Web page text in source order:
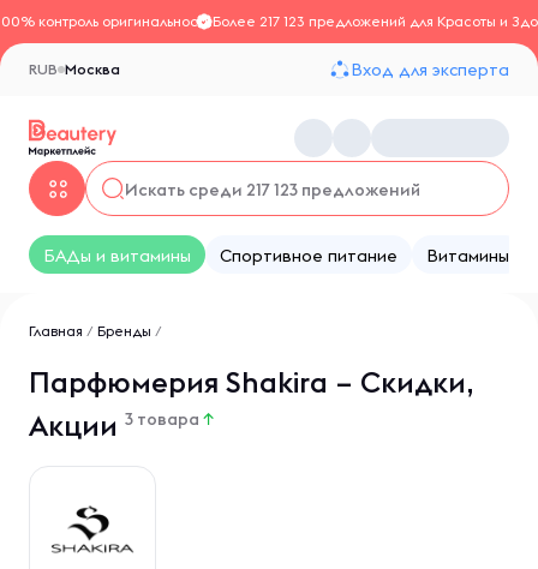
контроль оригинальностиБолее 217 123 предложений для Красоты и
Москва
RUB Вход для эксперта
БАДы и витамины Спортивное питание Витамины
Главная / Бренды /
Парфюмерия Shakira – Скидки,
Акции 3 товара ↑